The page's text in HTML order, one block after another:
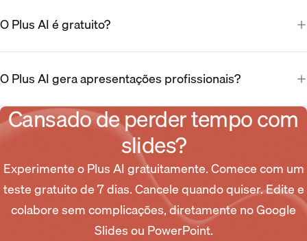
O Plus AI é gratuito?
O Plus AI gera apresentações profissionais?
Cansado de perder tempo com
slides?
Experimente o Plus AI gratuitamente. Comece com um
teste gratuito de 7 dias. Cancele quando quiser. Edite e
colabore sem complicações, diretamente no Google
Slides ou PowerPoint.